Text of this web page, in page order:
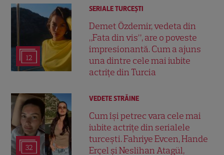
12
SERIALE TURCEŞTI
Demet Özdemir, vedeta din
„Fata din vis”, are o poveste
impresionantă. Cum a ajuns
una dintre cele mai iubite
actrițe din Turcia
32
VEDETE STRĂINE
Cum își petrec vara cele mai
iubite actrițe din serialele
turcești. Fahriye Evcen, Hande
Erçel și Neslihan Atagül,